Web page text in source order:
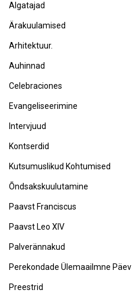
Algatajad
Ärakuulamised
Arhitektuur.
Auhinnad
Celebraciones
Evangeliseerimine
Intervjuud
Kontserdid
Kutsumuslikud Kohtumised
Õndsakskuulutamine
Paavst Franciscus
Paavst Leo XIV
Palverännakud
Perekondade Ülemaailmne Päev
Preestrid